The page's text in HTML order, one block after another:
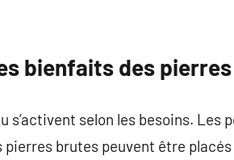
bienfaits des pierres
selon les besoins. Les
brutes peuvent être placés